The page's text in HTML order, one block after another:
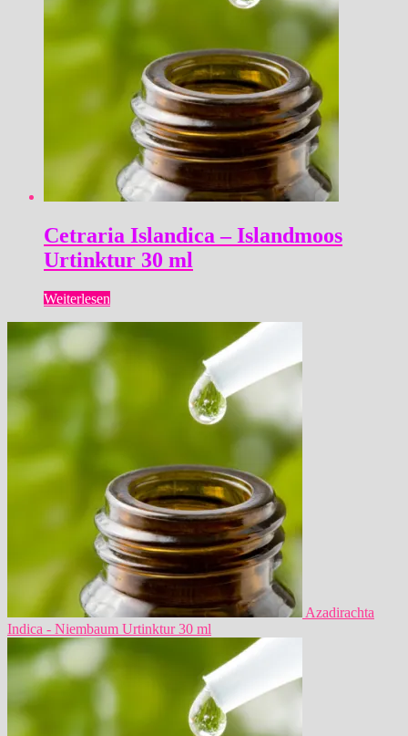
Cetraria Islandica – Islandmoos
Urtinktur 30 ml
Weiterlesen
Azadirachta
Indica - Niembaum Urtinktur 30 ml